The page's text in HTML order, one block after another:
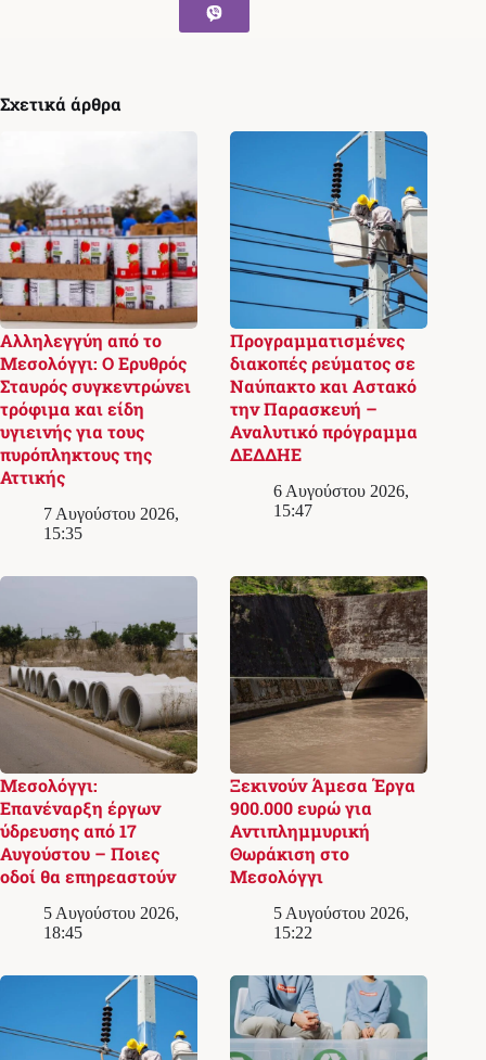
Σχετικά άρθρα
Αλληλεγγύη από το
Μεσολόγγι: Ο Ερυθρός
Σταυρός συγκεντρώνει
τρόφιμα και είδη
υγιεινής για τους
πυρόπληκτους της
Αττικής
7 Αυγούστου 2026,
15:35
Προγραμματισμένες
διακοπές ρεύματος σε
Ναύπακτο και Αστακό
την Παρασκευή –
Αναλυτικό πρόγραμμα
ΔΕΔΔΗΕ
6 Αυγούστου 2026,
15:47
Μεσολόγγι:
Επανέναρξη έργων
ύδρευσης από 17
Αυγούστου – Ποιες
οδοί θα επηρεαστούν
5 Αυγούστου 2026,
18:45
Ξεκινούν Άμεσα Έργα
900.000 ευρώ για
Αντιπλημμυρική
Θωράκιση στο
Μεσολόγγι
5 Αυγούστου 2026,
15:22